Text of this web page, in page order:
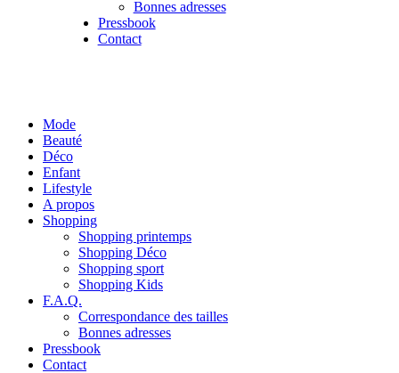
Bonnes adresses
Pressbook
Contact
Mode
Beauté
Déco
Enfant
Lifestyle
A propos
Shopping
Shopping printemps
Shopping Déco
Shopping sport
Shopping Kids
F.A.Q.
Correspondance des tailles
Bonnes adresses
Pressbook
Contact